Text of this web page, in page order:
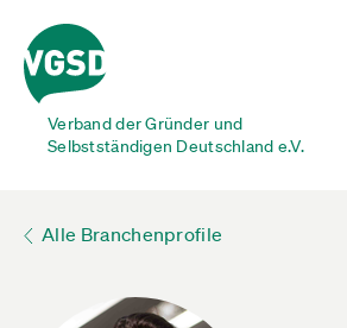
Verband der Gründer und
Selbstständigen Deutschland e.V.
Alle Branchenprofile